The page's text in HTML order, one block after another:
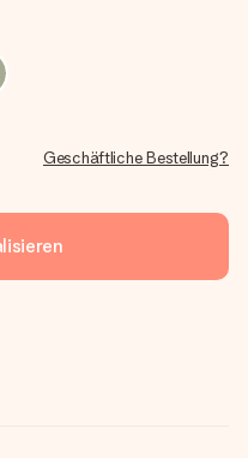
Geschäftliche Bestellung?